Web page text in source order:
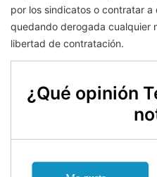
por los sindicatos o contratar
quedando derogada cualquier
libertad de contratación.
¿Qué opinión